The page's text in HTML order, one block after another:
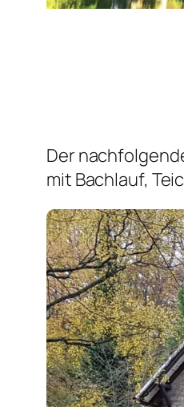
Der
mit Bachlauf,